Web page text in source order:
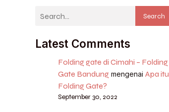
Search
Latest Comments
Folding gate di Cimahi – Folding
Gate Bandungmengenai Apa itu
Folding Gate?
September 30, 2022